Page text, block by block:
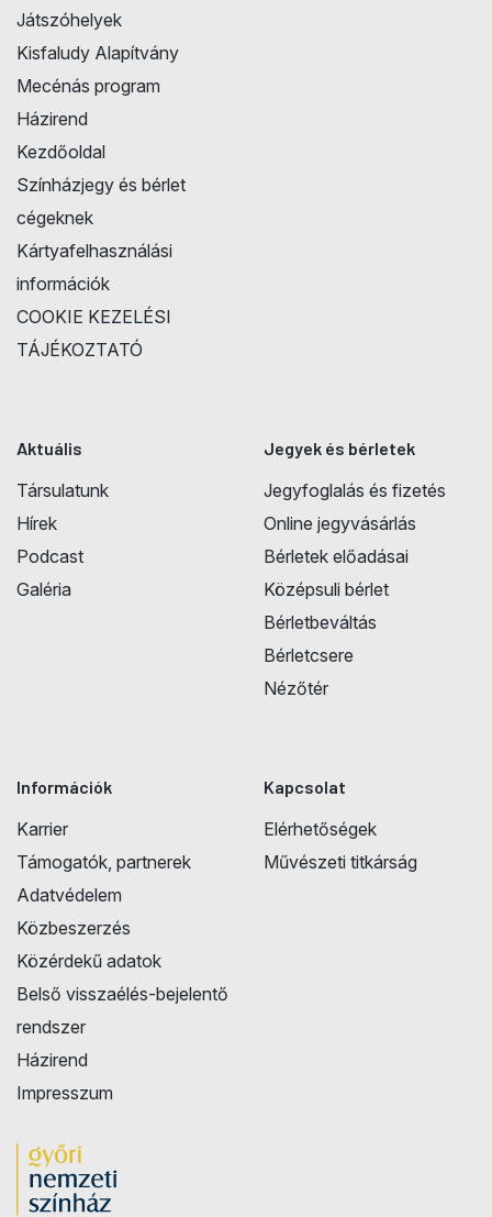
Játszóhelyek
Kisfaludy Alapítvány
Mecénás program
Házirend
Kezdőoldal
Színházjegy és bérlet
cégeknek
Kártyafelhasználási
információk
COOKIE KEZELÉSI
TÁJÉKOZTATÓ
Aktuális
Társulatunk
Hírek
Podcast
Galéria
Jegyek és bérletek
Jegyfoglalás és fizetés
Online jegyvásárlás
Bérletek előadásai
Középsuli bérlet
Bérletbeváltás
Bérletcsere
Nézőtér
Információk
Karrier
Támogatók, partnerek
Adatvédelem
Közbeszerzés
Közérdekű adatok
Belső visszaélés-bejelentő
rendszer
Házirend
Impresszum
Kapcsolat
Elérhetőségek
Művészeti titkárság